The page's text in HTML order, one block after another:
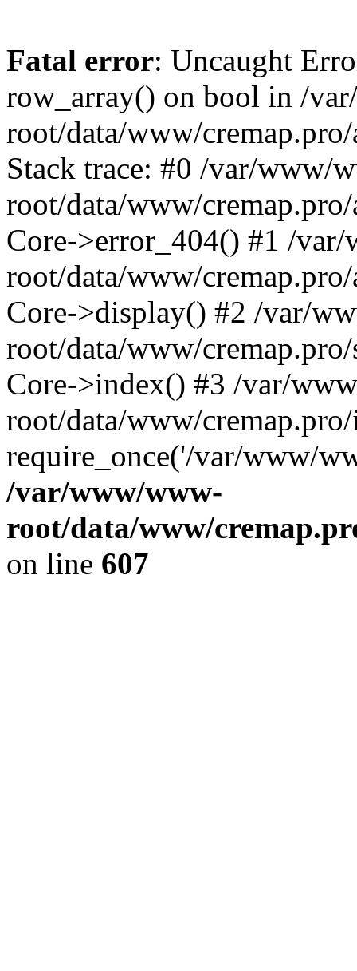
Fatal error: Uncaught
row_array() on bool in /
root/data/www/
Stack trace: #0 /var/www/
root/data/www/
Core->error_404() #1 /
root/data/www/
Core->display() #2 /var/
root/data/www/
Core->index() #3 /var/
root/data/www/
require_once('/var/www/
/var/www/www-
root/data/www/
on line 607